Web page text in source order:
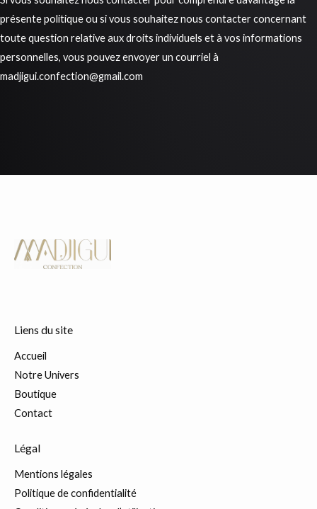
présente politique ou si vous souhaitez nous contacter concernant
toute question relative aux droits individuels et à vos informations
personnelles, vous pouvez envoyer un courriel à
madjigui.confection@gmail.com
Liens du site
Accueil
Notre Univers
Boutique
Contact
Légal
Mentions légales
Politique de confidentialité